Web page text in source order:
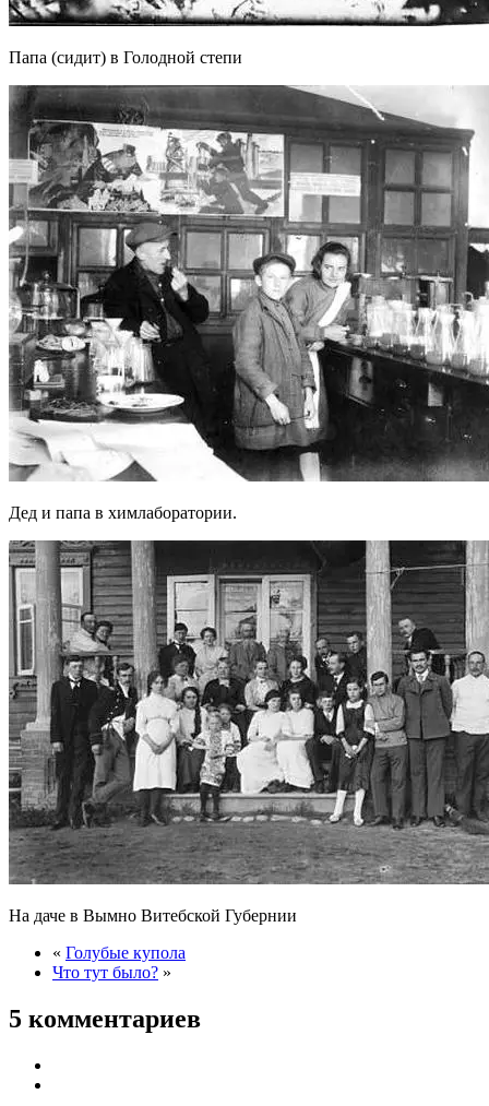
Папа (сидит) в Голодной степи
Дед и папа в химлаборатории.
На даче в Вымно Витебской Губернии
« Голубые купола
Что тут было? »
5 комментариев